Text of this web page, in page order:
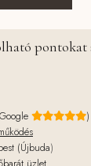
pontokat
)
(Újbuda)